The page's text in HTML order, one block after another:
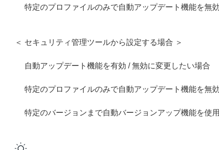
特定のプロファイルのみで自動アップデート機能を無
＜ セキュリティ管理ツールから設定する場合 ＞
自動アップデート機能を有効 / 無効に変更したい場合
特定のプロファイルのみで自動アップデート機能を無
特定のバージョンまで自動バージョンアップ機能を使